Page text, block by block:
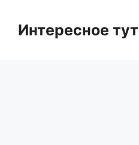
contentИнтересное тут